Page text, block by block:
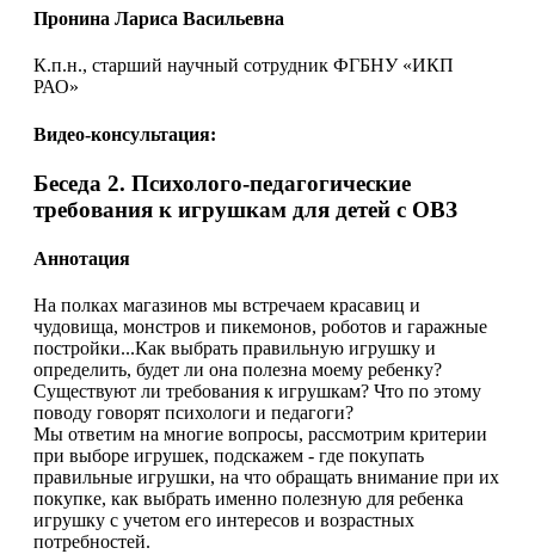
Пронина Лариса Васильевна
К.п.н., старший научный сотрудник ФГБНУ «ИКП
РАО»
Видео-консультация:
Беседа 2. Психолого-педагогические
требования к игрушкам для детей с ОВЗ
Аннотация
На полках магазинов мы встречаем красавиц и
чудовища, монстров и пикемонов, роботов и гаражные
постройки...Как выбрать правильную игрушку и
определить, будет ли она полезна моему ребенку?
Существуют ли требования к игрушкам? Что по этому
поводу говорят психологи и педагоги?
Мы ответим на многие вопросы, рассмотрим критерии
при выборе игрушек, подскажем - где покупать
правильные игрушки, на что обращать внимание при их
покупке, как выбрать именно полезную для ребенка
игрушку с учетом его интересов и возрастных
потребностей.